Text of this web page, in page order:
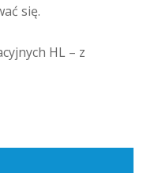
się.
HL – z